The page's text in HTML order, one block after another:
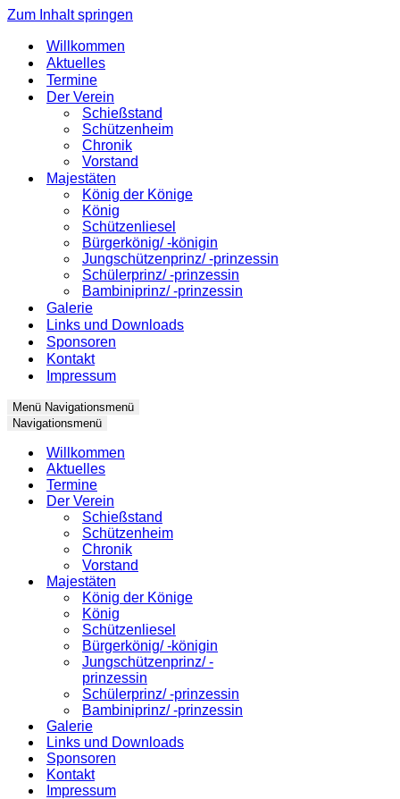
Zum Inhalt springen
Willkommen
Aktuelles
Termine
Der Verein
Schießstand
Schützenheim
Chronik
Vorstand
Majestäten
König der Könige
König
Schützenliesel
Bürgerkönig/ -königin
Jungschützenprinz/ -prinzessin
Schülerprinz/ -prinzessin
Bambiniprinz/ -prinzessin
Galerie
Links und Downloads
Sponsoren
Kontakt
Impressum
Menü Navigationsmenü
Navigationsmenü
Willkommen
Aktuelles
Termine
Der Verein
Schießstand
Schützenheim
Chronik
Vorstand
Majestäten
König der Könige
König
Schützenliesel
Bürgerkönig/ -königin
Jungschützenprinz/ -
prinzessin
Schülerprinz/ -prinzessin
Bambiniprinz/ -prinzessin
Galerie
Links und Downloads
Sponsoren
Kontakt
Impressum